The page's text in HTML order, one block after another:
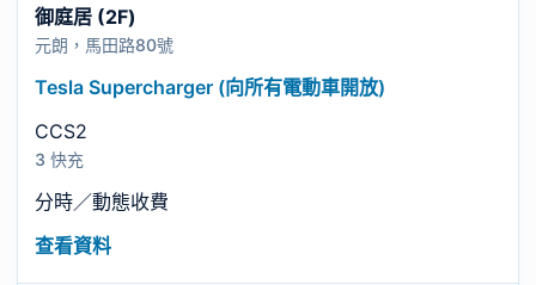
御庭居 (2F)
元朗，馬田路80號
Tesla Supercharger (向所有電動車開放)
CCS2
3 快充
分時／動態收費
查看資料